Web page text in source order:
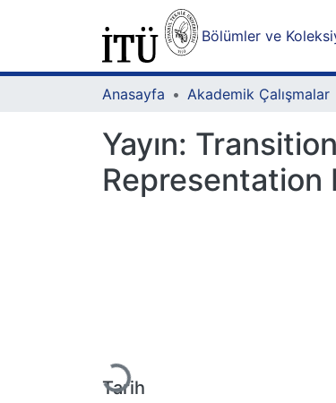
Bölümler ve
Anasayfa Akademik Çalışmalar
Yayın:
Representation
Yükleniyor...
Tarih